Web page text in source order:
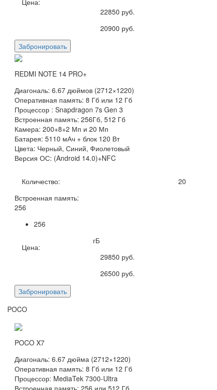
22850 руб.
20900 руб.
Забронировать
REDMI NOTE 14 PRO+
Диагональ: 6.67 дюймов (2712×1220)
Оперативная память: 8 Гб или 12 Гб
Процессор : Snapdragon 7s Gen 3
Встроенная память: 256Гб, 512 Гб
Камера: 200+8+2 Мп и 20 Мп
Батарея: 5110 мАч + блок 120 Вт
Цвета: Черный, Синий, Фиолетовый
Версия ОС: (Android 14.0)+NFC
Количество:
20
Встроенная память:
256
256
гБ
Цена:
29850 руб.
26500 руб.
Забронировать
POCO
POCO X7
Диагональ: 6.67 дюйма (2712×1220)
Оперативная память: 8 Гб или 12 Гб
Процессор: MediaTek 7300-Ultra
Встроенная память: 256 или 512 Гб